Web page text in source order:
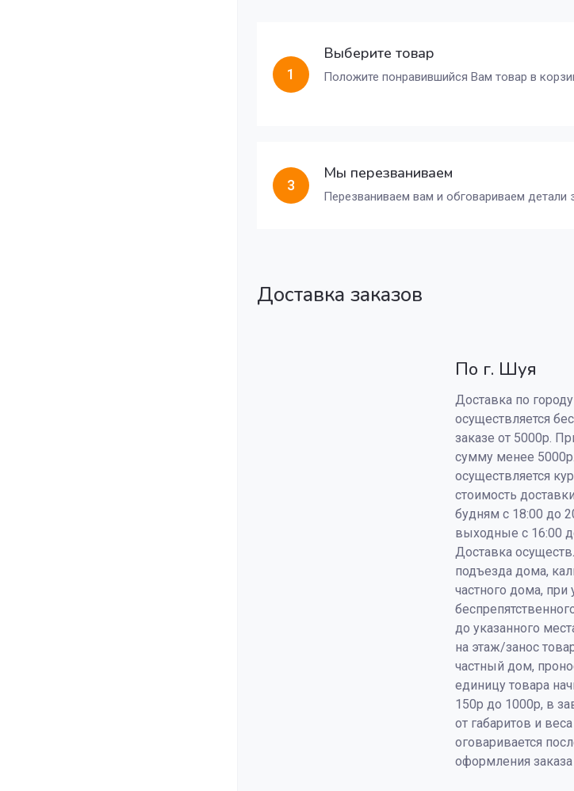
1
Выберите товар
Положите понравившийся Вам товар в
3
Мы перезваниваем
Перезваниваем вам и обговариваем детали
Доставка заказов
По г. Шуя
Доставка по
осуществляется
заказе от 5000р.
сумму менее
осуществляется
стоимость
будням с 18:00 до
выходные с 16:00
Доставка
подъезда дома,
частного дома, при
до указанного
на этаж/занос
частный дом,
единицу товара
150р до 1000р, в
от габаритов и
оговаривается
оформления заказа